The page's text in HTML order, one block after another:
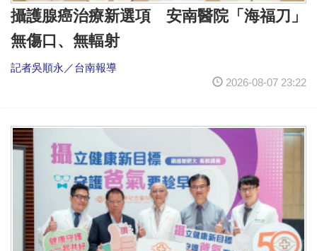
攝護腺癌治療新選項 安南醫院「海福刀」
無傷口、無輻射
記者吳順永／台南報導
2026-08-07 23:22